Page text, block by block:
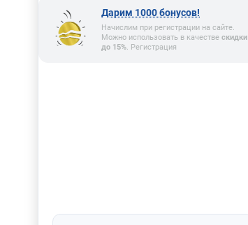
Дарим 1000 бонусов!
Начислим при регистрации на сайте.
Можно использовать в качестве скидки
до 15%. Регистрация